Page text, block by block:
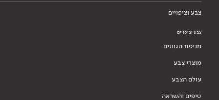
צבע וציפויים
צבע וציפויים
מניפת הגוונים
מוצרי צבע
עולם הצבע
טיפים והשראה